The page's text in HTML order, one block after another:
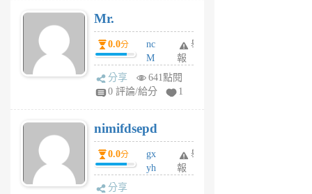
Mr.
0.0分
nc
M
U
F
U
5
個
月
舉
報
分享
641點閱
0 評論/給分
1
nimifdsepd
0.0分
gx
yh
舉
報
分享